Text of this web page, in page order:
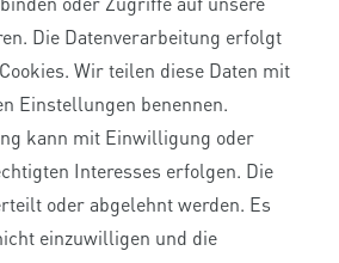
Kontakt
Die Datenverarbeitung erfolgt
Wir teilen diese Daten mit
Einstellungen benennen.
kann mit Einwilligung oder
Interesses erfolgen. Die
oder abgelehnt werden. Es
einzuwilligen und die